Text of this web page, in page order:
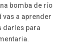
bomba de río
a aprender
darles para